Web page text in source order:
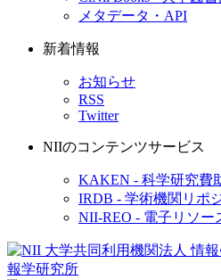
メタデータ・API
新着情報
お知らせ
RSS
Twitter
NIIのコンテンツサービス
KAKEN - 科学研究費
IRDB - 学術機関リポ
NII-REO - 電子リソー